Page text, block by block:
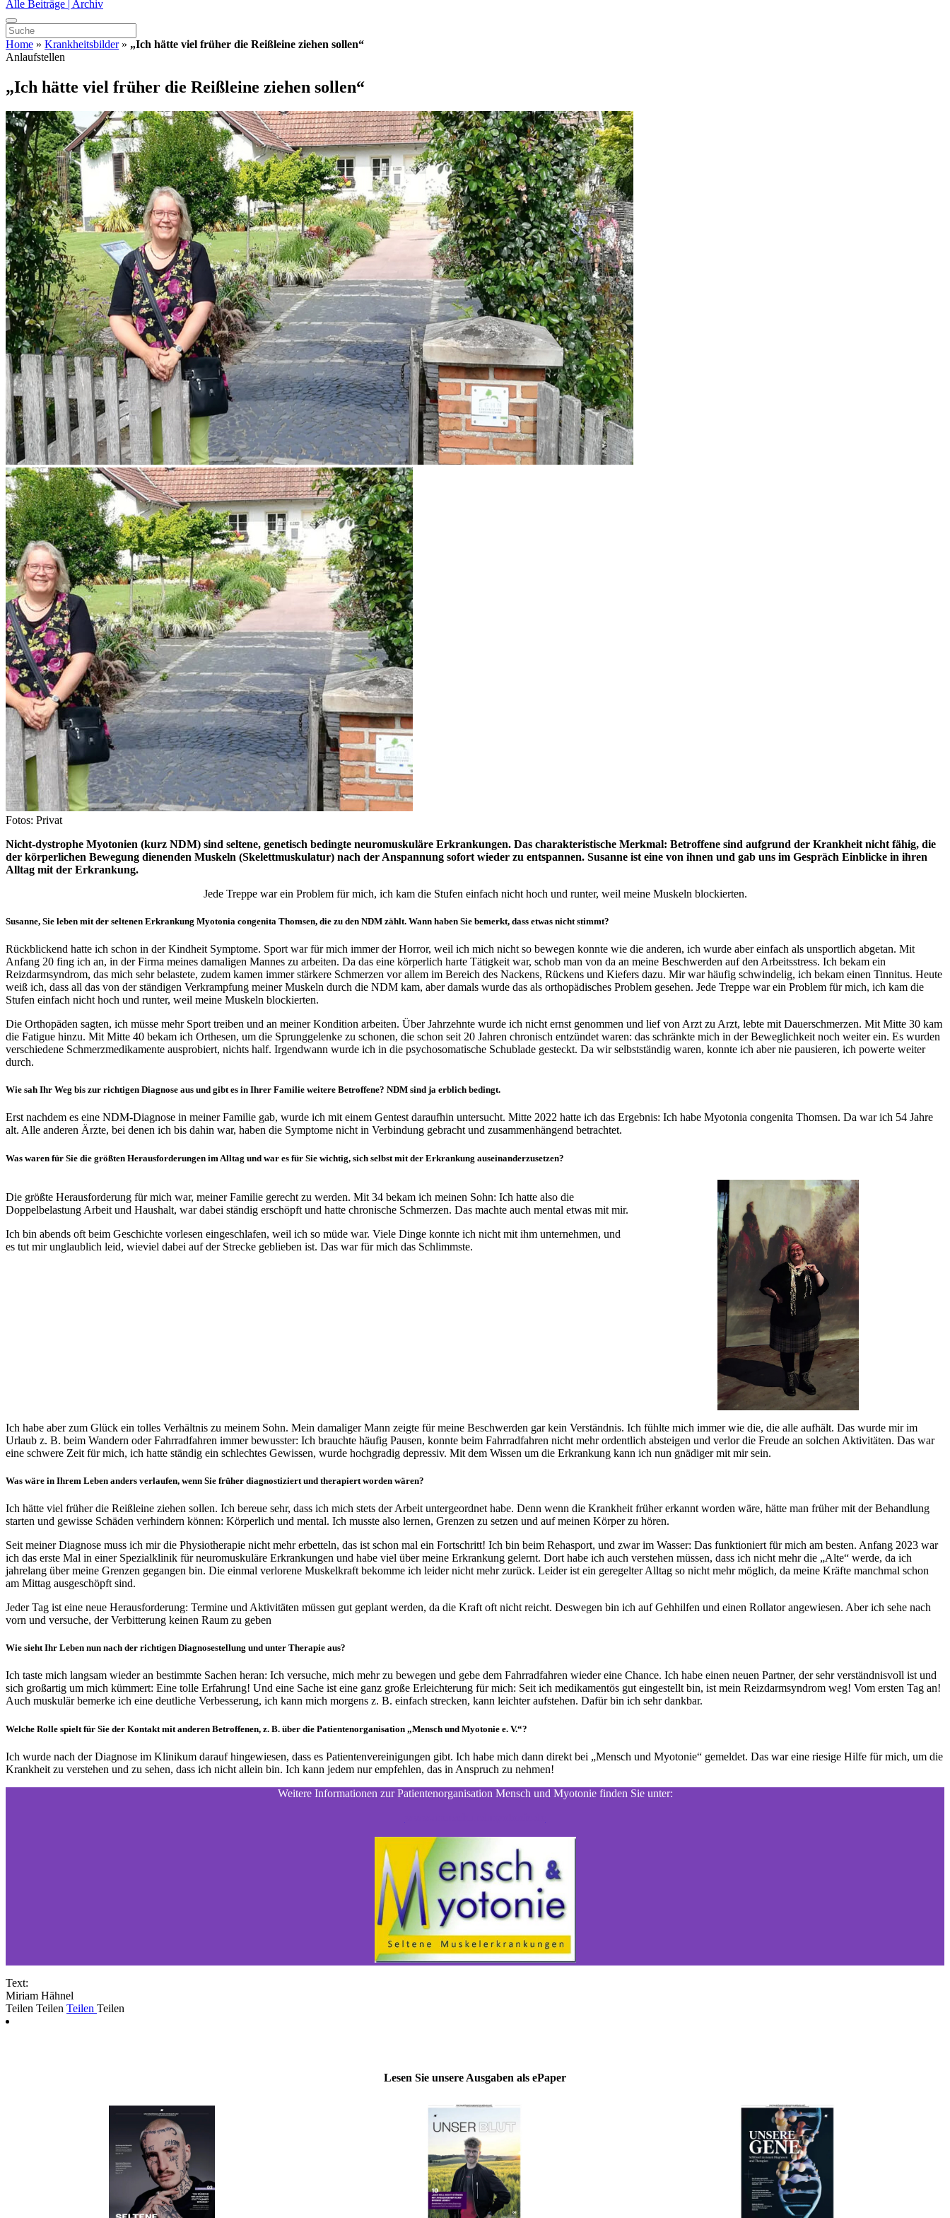
Alle Beiträge | Archiv
Home » Krankheitsbilder» „Ich hätte viel früher die Reißleine ziehen sollen“
Anlaufstellen
„Ich hätte viel früher die Reißleine ziehen sollen“
Fotos: Privat
Nicht-dystrophe Myotonien (kurz NDM) sind seltene, genetisch bedingte neuromuskuläre Erkrankungen. Das charakteristische Merkmal: Betroffene sind aufgrund der Krankheit nicht fähig, die
der körperlichen Bewegung dienenden Muskeln (Skelettmuskulatur) nach der Anspannung sofort wieder zu entspannen. Susanne ist eine von ihnen und gab uns im Gespräch Einblicke in ihren
Alltag mit der Erkrankung.
Jede Treppe war ein Problem für mich, ich kam die Stufen einfach nicht hoch und runter, weil meine Muskeln blockierten.
Susanne, Sie leben mit der seltenen Erkrankung Myotonia congenita Thomsen, die zu den NDM zählt. Wann haben Sie bemerkt, dass etwas nicht stimmt?
Rückblickend hatte ich schon in der Kindheit Symptome. Sport war für mich immer der Horror, weil ich mich nicht so bewegen konnte wie die anderen, ich wurde aber einfach als unsportlich abgetan. Mit
Anfang 20 fing ich an, in der Firma meines damaligen Mannes zu arbeiten. Da das eine körperlich harte Tätigkeit war, schob man von da an meine Beschwerden auf den Arbeitsstress. Ich bekam ein
Reizdarmsyndrom, das mich sehr belastete, zudem kamen immer stärkere Schmerzen vor allem im Bereich des Nackens, Rückens und Kiefers dazu. Mir war häufig schwindelig, ich bekam einen Tinnitus. Heute
weiß ich, dass all das von der ständigen Verkrampfung meiner Muskeln durch die NDM kam, aber damals wurde das als orthopädisches Problem gesehen. Jede Treppe war ein Problem für mich, ich kam die
Stufen einfach nicht hoch und runter, weil meine Muskeln blockierten.
Die Orthopäden sagten, ich müsse mehr Sport treiben und an meiner Kondition arbeiten. Über Jahrzehnte wurde ich nicht ernst genommen und lief von Arzt zu Arzt, lebte mit Dauerschmerzen. Mit Mitte 30 kam
die Fatigue hinzu. Mit Mitte 40 bekam ich Orthesen, um die Sprunggelenke zu schonen, die schon seit 20 Jahren chronisch entzündet waren: das schränkte mich in der Beweglichkeit noch weiter ein. Es wurden
verschiedene Schmerzmedikamente ausprobiert, nichts half. Irgendwann wurde ich in die psychosomatische Schublade gesteckt. Da wir selbstständig waren, konnte ich aber nie pausieren, ich powerte weiter
durch.
Wie sah Ihr Weg bis zur richtigen Diagnose aus und gibt es in Ihrer Familie weitere Betroffene? NDM sind ja erblich bedingt.
Erst nachdem es eine NDM-Diagnose in meiner Familie gab, wurde ich mit einem Gentest daraufhin untersucht. Mitte 2022 hatte ich das Ergebnis: Ich habe Myotonia congenita Thomsen. Da war ich 54 Jahre
alt. Alle anderen Ärzte, bei denen ich bis dahin war, haben die Symptome nicht in Verbindung gebracht und zusammenhängend betrachtet.
Was waren für Sie die größten Herausforderungen im Alltag und war es für Sie wichtig, sich selbst mit der Erkrankung auseinanderzusetzen?
Die größte Herausforderung für mich war, meiner Familie gerecht zu werden. Mit 34 bekam ich meinen Sohn: Ich hatte also die
Doppelbelastung Arbeit und Haushalt, war dabei ständig erschöpft und hatte chronische Schmerzen. Das machte auch mental etwas mit mir.
Ich bin abends oft beim Geschichte vorlesen eingeschlafen, weil ich so müde war. Viele Dinge konnte ich nicht mit ihm unternehmen, und
es tut mir unglaublich leid, wieviel dabei auf der Strecke geblieben ist. Das war für mich das Schlimmste.
Ich habe aber zum Glück ein tolles Verhältnis zu meinem Sohn. Mein damaliger Mann zeigte für meine Beschwerden gar kein Verständnis. Ich fühlte mich immer wie die, die alle aufhält. Das wurde mir im
Urlaub z. B. beim Wandern oder Fahrradfahren immer bewusster: Ich brauchte häufig Pausen, konnte beim Fahrradfahren nicht mehr ordentlich absteigen und verlor die Freude an solchen Aktivitäten. Das war
eine schwere Zeit für mich, ich hatte ständig ein schlechtes Gewissen, wurde hochgradig depressiv. Mit dem Wissen um die Erkrankung kann ich nun gnädiger mit mir sein.
Was wäre in Ihrem Leben anders verlaufen, wenn Sie früher diagnostiziert und therapiert worden wären?
Ich hätte viel früher die Reißleine ziehen sollen. Ich bereue sehr, dass ich mich stets der Arbeit untergeordnet habe. Denn wenn die Krankheit früher erkannt worden wäre, hätte man früher mit der Behandlung
starten und gewisse Schäden verhindern können: Körperlich und mental. Ich musste also lernen, Grenzen zu setzen und auf meinen Körper zu hören.
Seit meiner Diagnose muss ich mir die Physiotherapie nicht mehr erbetteln, das ist schon mal ein Fortschritt! Ich bin beim Rehasport, und zwar im Wasser: Das funktioniert für mich am besten. Anfang 2023 war
ich das erste Mal in einer Spezialklinik für neuromuskuläre Erkrankungen und habe viel über meine Erkrankung gelernt. Dort habe ich auch verstehen müssen, dass ich nicht mehr die „Alte“ werde, da ich
jahrelang über meine Grenzen gegangen bin. Die einmal verlorene Muskelkraft bekomme ich leider nicht mehr zurück. Leider ist ein geregelter Alltag so nicht mehr möglich, da meine Kräfte manchmal schon
am Mittag ausgeschöpft sind.
Jeder Tag ist eine neue Herausforderung: Termine und Aktivitäten müssen gut geplant werden, da die Kraft oft nicht reicht. Deswegen bin ich auf Gehhilfen und einen Rollator angewiesen. Aber ich sehe nach
vorn und versuche, der Verbitterung keinen Raum zu geben
Wie sieht Ihr Leben nun nach der richtigen Diagnosestellung und unter Therapie aus?
Ich taste mich langsam wieder an bestimmte Sachen heran: Ich versuche, mich mehr zu bewegen und gebe dem Fahrradfahren wieder eine Chance. Ich habe einen neuen Partner, der sehr verständnisvoll ist und
sich großartig um mich kümmert: Eine tolle Erfahrung! Und eine Sache ist eine ganz große Erleichterung für mich: Seit ich medikamentös gut eingestellt bin, ist mein Reizdarmsyndrom weg! Vom ersten Tag an!
Auch muskulär bemerke ich eine deutliche Verbesserung, ich kann mich morgens z. B. einfach strecken, kann leichter aufstehen. Dafür bin ich sehr dankbar.
Welche Rolle spielt für Sie der Kontakt mit anderen Betroffenen, z. B. über die Patientenorganisation „Mensch und Myotonie e. V.“?
Ich wurde nach der Diagnose im Klinikum darauf hingewiesen, dass es Patientenvereinigungen gibt. Ich habe mich dann direkt bei „Mensch und Myotonie“ gemeldet. Das war eine riesige Hilfe für mich, um die
Krankheit zu verstehen und zu sehen, dass ich nicht allein bin. Ich kann jedem nur empfehlen, das in Anspruch zu nehmen!
Weitere Informationen zur Patientenorganisation Mensch und Myotonie finden Sie unter:
Text:
Miriam Hähnel
Teilen Teilen Teilen Teilen
Lesen Sie unsere Ausgaben als ePaper